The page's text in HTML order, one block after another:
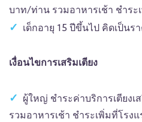
บาท/ท่าน รวมอาหารเช้า ชำระ
เด็กอายุ 15 ปีขึ้นไป คิดเป็นร
เงื่อนไขการเสริมเตียง
ผู้ใหญ่ ชำระค่าบริการเตียง
รวมอาหารเช้า ชำระเพิ่มที่โรงแ